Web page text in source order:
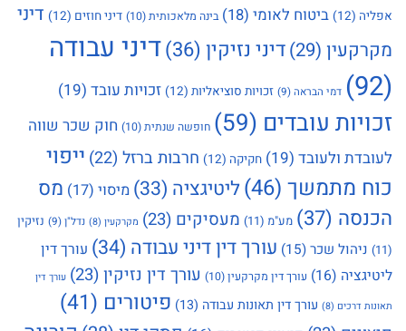
אפליה (12) ביטוח לאומי (18) בינה מלאכותית(10) דיני חוזים (12)
דיני
מקרקעין (29) דיני נזיקין (36)
דיני עבודה
(92)
דמי הבראה(9) זכויות סוציאליות (12) זכויות עובד (19)
זכויות עובדים (59) חופשה שנתית(10)
חוק שכר שווה
לעובדת ולעובד (19) חקיקה (12) חרבות ברזל (22)
ייפוי
כוח מתמשך (46) ליטיגציה (33) מיסוי (17)
מס
הכנסה (37) מע"מ (11) מעסיקים (23) מקרקעין (8) נדל"ן(9)
נזיקין
(11)
ניהול שכר(15) עורך דין דיני עבודה (34)
עורך דין
ליטיגציה (16) עורך דין מקרקעין(10) עורך דין נזיקין(23) עורך דין
תאונות דרכים (8) עורך דין תאונות עבודה (13) פיטורים (41)